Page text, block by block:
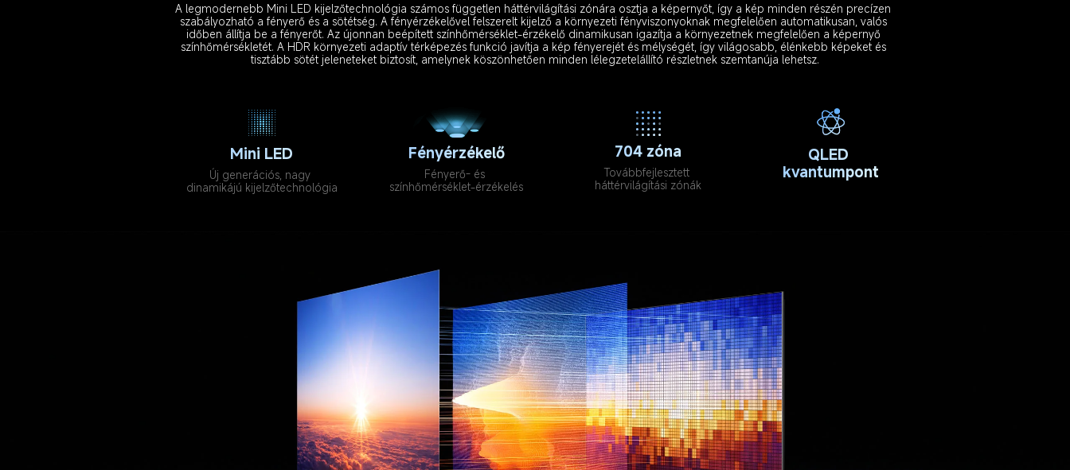
A legmodernebb Mini LED kijelzőtechnológia számos független háttérvilágítási zónára osztja a képernyőt, így a kép minden részén precízen
szabályozható a fényerő és a sötétség. A fényérzékelővel felszerelt kijelző a környezeti fényviszonyoknak megfelelően automatikusan, valós
időben állítja be a fényerőt. Az újonnan beépített színhőmérséklet-érzékelő dinamikusan igazítja a környezetnek megfelelően a képernyő
színhőmérsékletét. A HDR környezeti adaptív térképezés funkció javítja a kép fényerejét és mélységét, így világosabb, élénkebb képeket és
tisztább sötét jeleneteket biztosít, amelynek köszönhetően minden lélegzetelállító részletnek szemtanúja lehetsz.
Mini LED
Új generációs, nagy
dinamikájú kijelzőtechnológia
Fényérzékelő
Fényerő- és
színhőmérséklet-érzékelés
704 zóna
Továbbfejlesztett
háttérvilágítási zónák
QLED
kvantumpont